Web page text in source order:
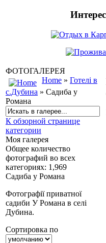
ФОТОГАЛЕРЕЯ
Home » Готелі в
с.Дубина » Садиба у
Романа
К обзорной странице
категории
Моя галерея
Общее количество
фотографий во всех
категориях: 1,969
Садиба у Романа
Фотографії приватної
садиби У Романа в селі
Дубина.
Сортировка по